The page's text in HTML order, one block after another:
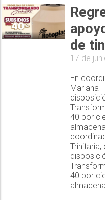
de
17 de
En
Mariana
40 por
40 por